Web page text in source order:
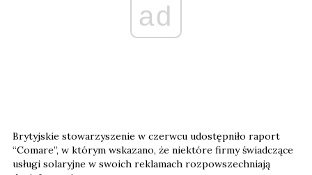
ad
Brytyjskie stowarzyszenie w czerwcu udostępniło raport
“Comare”, w którym wskazano, że niektóre firmy świadczące
usługi solaryjne w swoich reklamach rozpowszechniają